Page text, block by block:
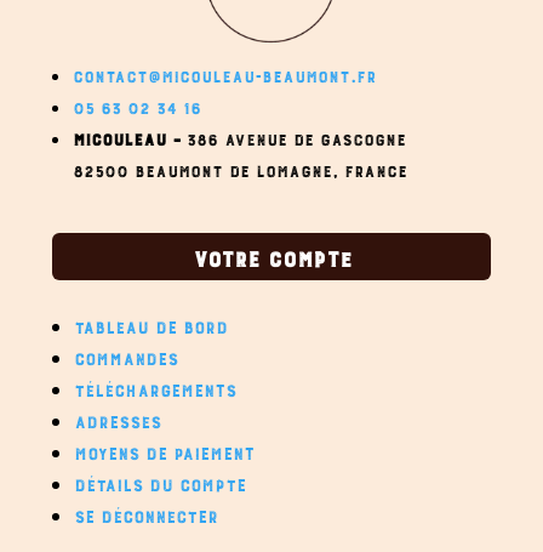
CONTACT@MICOULEAU-BEAUMONT.FR
05 63 02 34 16
MICOULEAU – 386 AVENUE DE GASCOGNE
82500 BEAUMONT DE LOMAGNE, FRANCE
VOTRE COMPTE
TABLEAU DE BORD
COMMANDES
TÉLÉCHARGEMENTS
ADRESSES
MOYENS DE PAIEMENT
DÉTAILS DU COMPTE
SE DÉCONNECTER